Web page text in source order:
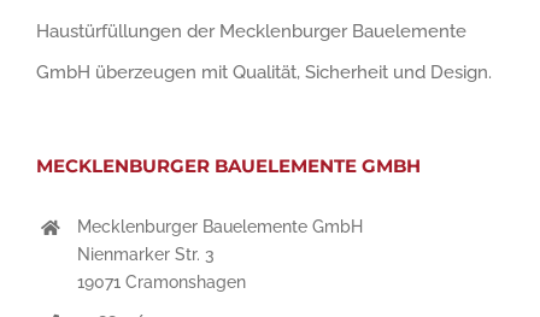
Haustürfüllungen der Mecklenburger Bauelemente
GmbH überzeugen mit Qualität, Sicherheit und Design.
MECKLENBURGER BAUELEMENTE GMBH
Mecklenburger Bauelemente GmbH
Nienmarker Str. 3
19071 Cramonshagen